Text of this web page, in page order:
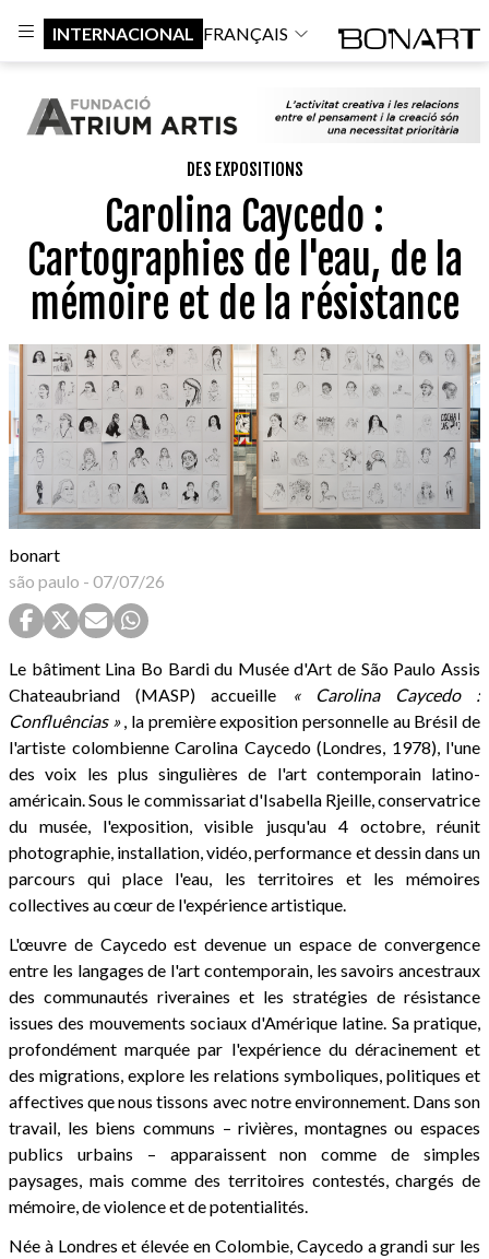
INTERNACIONAL FRANÇAIS
DES EXPOSITIONS
Carolina Caycedo :
Cartographies de l'eau, de la
mémoire et de la résistance
bonart
são paulo - 07/07/26
Le bâtiment Lina Bo Bardi du Musée d'Art de São Paulo Assis
Chateaubriand (MASP) accueille
« Carolina Caycedo :
Confluências », la première exposition personnelle au Brésil de
l'artiste colombienne Carolina Caycedo (Londres, 1978), l'une
des voix les plus singulières de l'art contemporain latino-
américain. Sous le commissariat d'Isabella Rjeille, conservatrice
du musée, l'exposition, visible jusqu'au 4 octobre, réunit
photographie, installation, vidéo, performance et dessin dans un
parcours qui place l'eau, les territoires et les mémoires
collectives au cœur de l'expérience artistique.
L'œuvre de Caycedo est devenue un espace de convergence
entre les langages de l'art contemporain, les savoirs ancestraux
des communautés riveraines et les stratégies de résistance
issues des mouvements sociaux d'Amérique latine. Sa pratique,
profondément marquée par l'expérience du déracinement et
des migrations, explore les relations symboliques, politiques et
affectives que nous tissons avec notre environnement. Dans son
travail, les biens communs – rivières, montagnes ou espaces
publics urbains – apparaissent non comme de simples
paysages, mais comme des territoires contestés, chargés de
mémoire, de violence et de potentialités.
Née à Londres et élevée en Colombie, Caycedo a grandi sur les